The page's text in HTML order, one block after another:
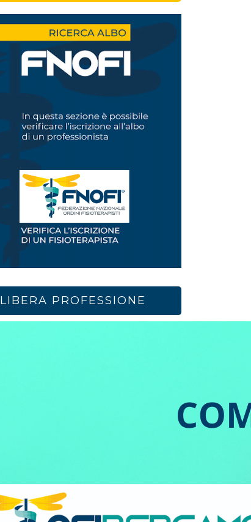
LIBERA PROFESSIONE